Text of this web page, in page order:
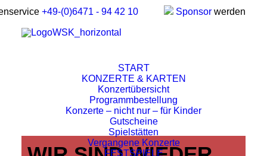
+49-(0)6471 - 94 42 10 Sponsor werden
START
KONZERTE & KARTEN
Konzertübersicht
Programmbestellung
Konzerte – nicht nur – für Kinder
Gutscheine
Spielstätten
Vergangene Konzerte
FESTSPIELE